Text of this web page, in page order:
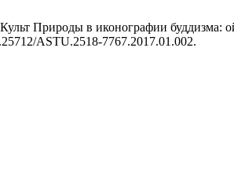
Природы в иконографии буддизма:
ASTU.2518-7767.2017.01.002.